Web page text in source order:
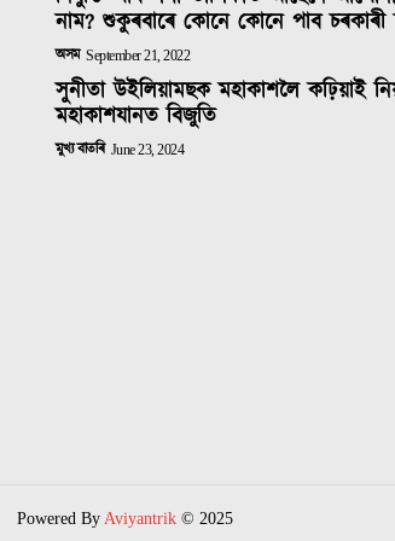
নাম? শুকুৰবাৰে কোনে কোনে পাব চৰকাৰী
অসম September 21, 2022
সুনীতা উইলিয়ামছক মহাকাশলৈ কঢ়িয়াই
মহাকাশযানত বিজুতি
মুখ্য বাতৰি June 23, 2024
Powered By Aviyantrik © 2025